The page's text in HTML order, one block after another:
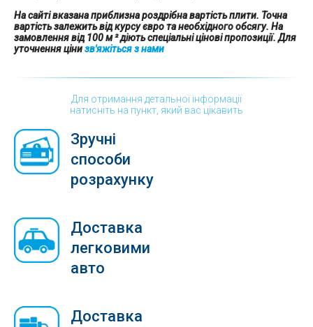
На сайті вказана приблизна роздрібна вартість плити. Точна
вартість залежить від курсу євро та необхідного обсягу. На
замовлення від 100 м ² діють спеціальні цінові пропозиції. Для
уточнення цінизв'яжіться з нами
Для отримання детальної інформації
натисніть на пункт, який вас цікавить
Зручні
способи
розрахунку
Доставка
легковими
авто
Доставка